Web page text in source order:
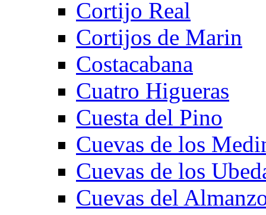
Cortijo Real
Cortijos de Marin
Costacabana
Cuatro Higueras
Cuesta del Pino
Cuevas de los
Cuevas de los
Cuevas del